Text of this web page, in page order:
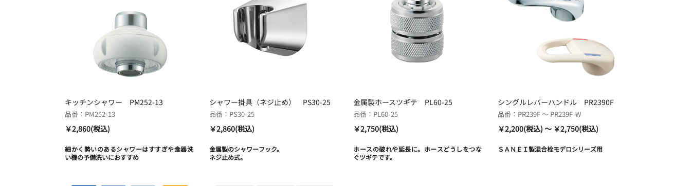
キッチンシャワー PM252-13
品番：PM252-13
￥2,860(税込)
細かく勢いのあるシャワーはすすぎや食器洗
い機の予備洗いにおすすめ
シャワー掛具（ネジ止め） PS30-25
品番：PS30-25
￥2,860(税込)
金属製のシャワーフック。
ネジ止め式。
金属製ホースツギテ PL60-25
品番：PL60-25
￥2,750(税込)
ホースの破れや延長に。ホースどうしをつな
ぐツギテです。
シングルレバーハンドル PR2390F
品番：PR239F ～ PR239F-W
￥2,200(税込) ～ ￥2,750(税込)
ＳＡＮＥＩ製混合栓モデロシリーズ用